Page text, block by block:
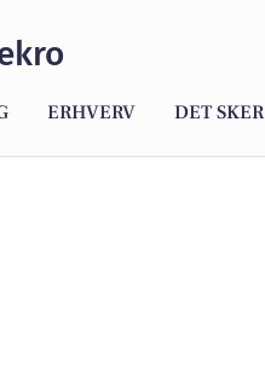
ERHVERV DET SKER